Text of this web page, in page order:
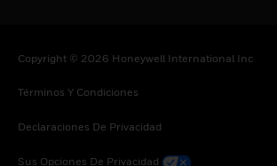
Copyright © 2026 Honeywell International Inc
Términos Y Condiciones
Declaraciones De Privacidad
Sus Opciones De Privacidad